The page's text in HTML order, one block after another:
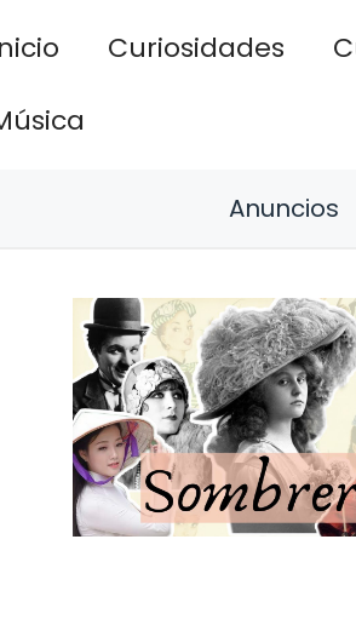
Curiosidades
Anuncios